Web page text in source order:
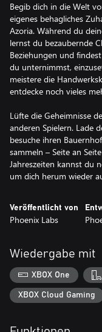
Begib dich in die Welt
eigenes behagliches
Azoria. Während du
lernst du bezaubernde
Beziehungen und
du unternimmst,
meistere die
entdecke noch vieles
Lüfte die Geheimnisse
anderen Spielern. Lade
besuche ihren
sammeln – Seite an
Jahreszeiten kannst du
um dich herum wieder
Veröffentlicht von
Phoenix Labs
Wiedergabe mit
XBOX One
XBOX Cloud Gaming